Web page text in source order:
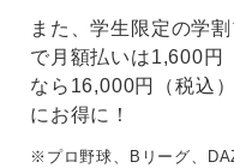
また、学生限定の学
で月額払いは1,600円
なら16,000円（税込
にお得に！
※プロ野球、Bリーグ、